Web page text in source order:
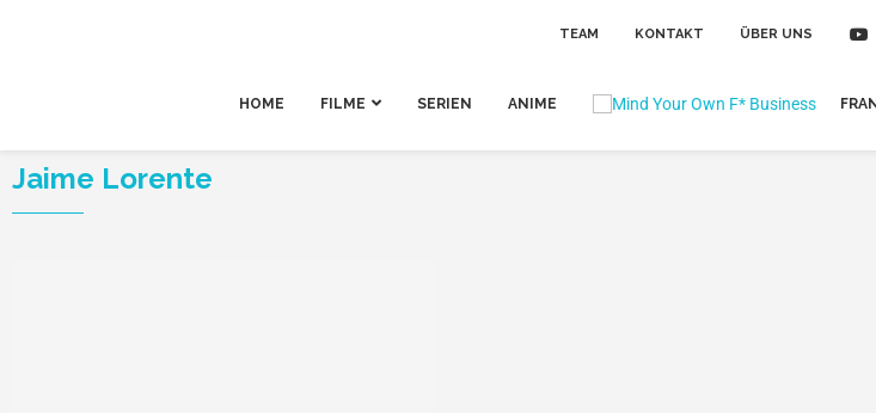
TEAM KONTAKT ÜBER UNS
HOME FILME SERIEN ANIME
Jaime Lorente